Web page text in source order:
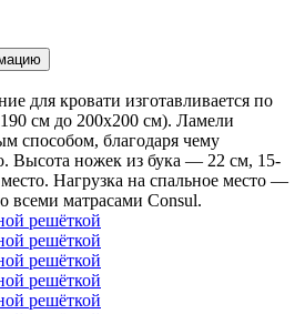
для кровати изготавливается по
см до 200x200 см). Ламели
способом, благодаря чему
Высота ножек из бука — 22 см, 15-
Нагрузка на спальное место —
всеми матрасами Consul.